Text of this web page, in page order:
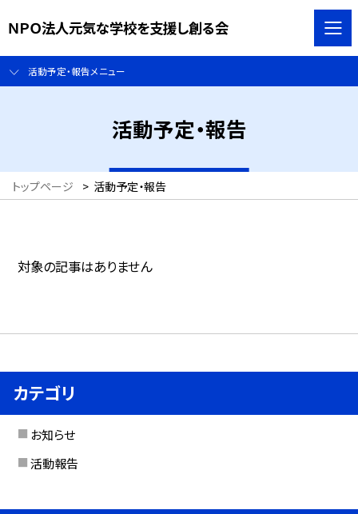
ＮＰＯ法人元気な学校を支援し創る会
活動予定・報告メニュー
活動予定・報告
トップページ > 活動予定・報告
対象の記事はありません
カテゴリ
お知らせ
活動報告